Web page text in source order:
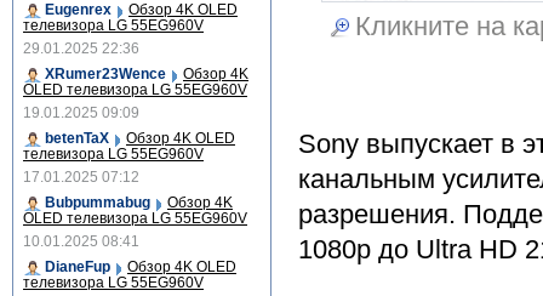
Кликните на
Sony выпускает в
канальным
разрешения.
1080p до Ultra HD
Eugenrex
Обзор 4K OLED
телевизора LG 55EG960V
29.01.2025 22:36
XRumer23Wence
Обзор 4K
OLED телевизора LG 55EG960V
19.01.2025 09:09
betenTaX
Обзор 4K OLED
телевизора LG 55EG960V
17.01.2025 07:12
Bubpummabug
Обзор 4K
OLED телевизора LG 55EG960V
10.01.2025 08:41
DianeFup
Обзор 4K OLED
телевизора LG 55EG960V